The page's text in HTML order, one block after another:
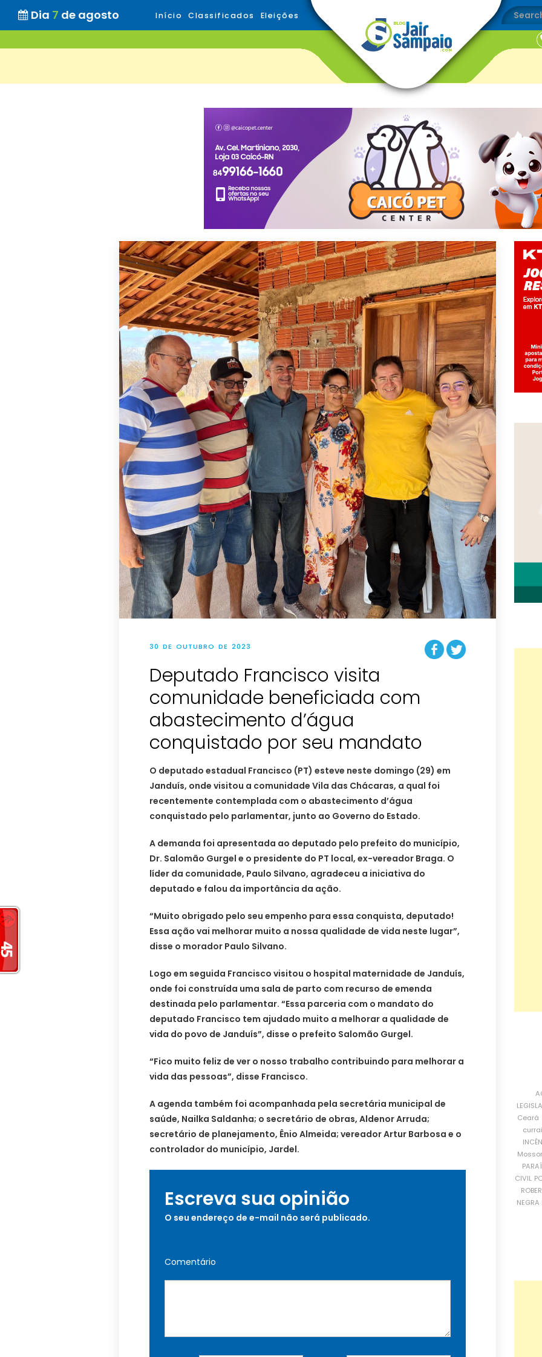
Dia 7 de agosto Início Classificados Eleições
30 DE OUTUBRO DE 2023
Deputado Francisco visita
comunidade beneficiada com
abastecimento d’água
conquistado por seu mandato
O deputado estadual Francisco (PT) esteve neste domingo (29) em
Janduís, onde visitou a comunidade Vila das Chácaras, a qual foi
recentemente contemplada com o abastecimento d’água
conquistado pelo parlamentar, junto ao Governo do Estado.
A demanda foi apresentada ao deputado pelo prefeito do município,
Dr. Salomão Gurgel e o presidente do PT local, ex-vereador Braga. O
líder da comunidade, Paulo Silvano, agradeceu a iniciativa do
deputado e falou da importância da ação.
“Muito obrigado pelo seu empenho para essa conquista, deputado!
Essa ação vai melhorar muito a nossa qualidade de vida neste lugar”,
disse o morador Paulo Silvano.
Logo em seguida Francisco visitou o hospital maternidade de Janduís,
onde foi construída uma sala de parto com recurso de emenda
destinada pelo parlamentar. “Essa parceria com o mandato do
deputado Francisco tem ajudado muito a melhorar a qualidade de
vida do povo de Janduís”, disse o prefeito Salomão Gurgel.
“Fico muito feliz de ver o nosso trabalho contribuindo para melhorar a
vida das pessoas”, disse Francisco.
A agenda também foi acompanhada pela secretária municipal de
saúde, Nailka Saldanha; o secretário de obras, Aldenor Arruda;
secretário de planejamento, Ênio Almeida; vereador Artur Barbosa e o
controlador do município, Jardel.
Escreva sua opinião
O seu endereço de e-mail não será publicado.
Comentário
Ceará
CIVIL
NEGRA